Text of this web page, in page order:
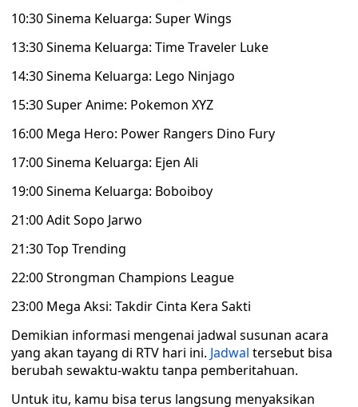
10:30 Sinema Keluarga: Super Wings
13:30 Sinema Keluarga: Time Traveler Luke
14:30 Sinema Keluarga: Lego Ninjago
15:30 Super Anime: Pokemon XYZ
16:00 Mega Hero: Power Rangers Dino Fury
17:00 Sinema Keluarga: Ejen Ali
19:00 Sinema Keluarga: Boboiboy
21:00 Adit Sopo Jarwo
21:30 Top Trending
22:00 Strongman Champions League
23:00 Mega Aksi: Takdir Cinta Kera Sakti
Demikian informasi mengenai jadwal susunan acara
yang akan tayang di RTV hari ini. Jadwal tersebut bisa
berubah sewaktu-waktu tanpa pemberitahuan.
Untuk itu, kamu bisa terus langsung menyaksikan